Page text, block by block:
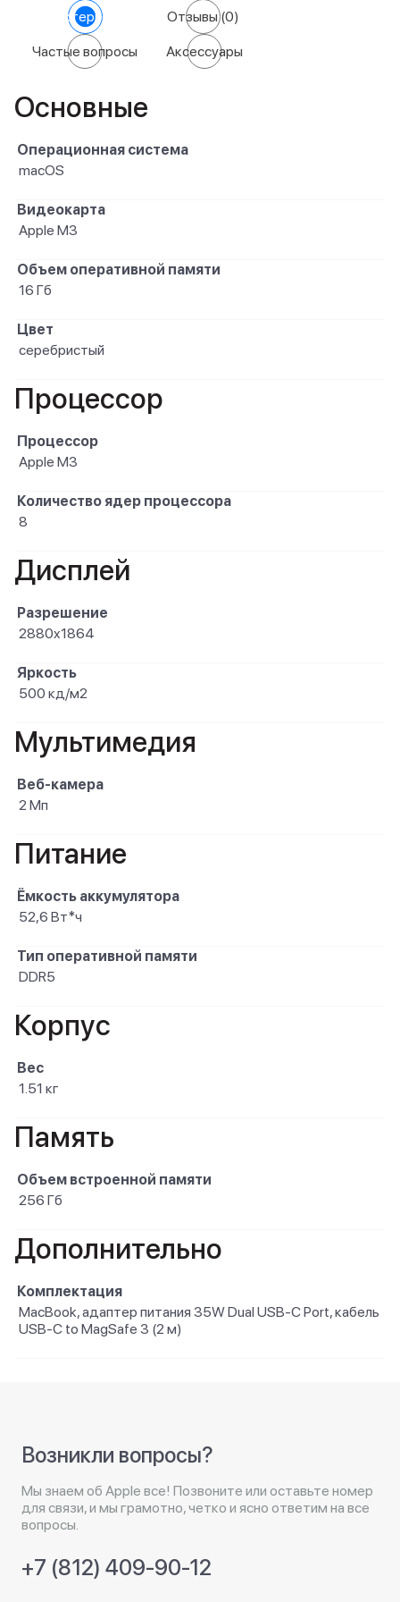
Характеристики Отзывы(0)
Частые вопросы Аксессуары
Основные
Операционная система
macOS
Видеокарта
Apple M3
Объем оперативной памяти
16 Гб
Цвет
серебристый
Процессор
Процессор
Apple M3
Количество ядер процессора
8
Дисплей
Разрешение
2880x1864
Яркость
500 кд/м2
Мультимедия
Веб-камера
2 Мп
Питание
Ёмкость аккумулятора
52,6 Вт*ч
Тип оперативной памяти
DDR5
Корпус
Вес
1.51 кг
Память
Объем встроенной памяти
256 Гб
Дополнительно
Комплектация
MacBook, адаптер питания 35W Dual USB-C Port, кабель
USB-C to MagSafe 3 (2 м)
Возникли вопросы?
Мы знаем об Apple все! Позвоните или оставьте номер
для связи, и мы грамотно, четко и ясно ответим на все
вопросы.
+7 (812) 409-90-12